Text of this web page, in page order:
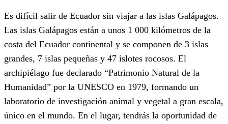
Es difícil salir de Ecuador sin viajar a las islas Galápagos.
Las islas Galápagos están a unos 1 000 kilómetros de la
costa del Ecuador continental y se componen de 3 islas
grandes, 7 islas pequeñas y 47 islotes rocosos. El
archipiélago fue declarado “Patrimonio Natural de la
Humanidad” por la UNESCO en 1979, formando un
laboratorio de investigación animal y vegetal a gran escala,
único en el mundo. En el lugar, tendrás la oportunidad de